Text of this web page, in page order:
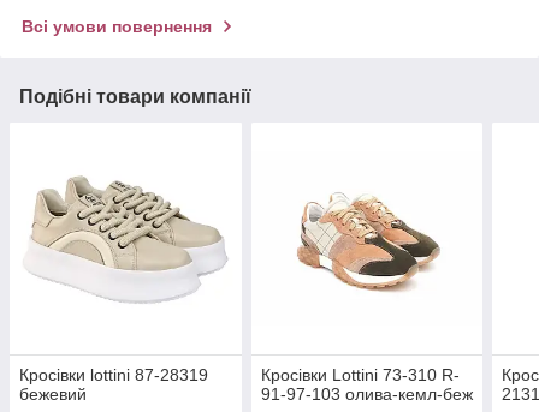
Всі умови повернення
Подібні товари компанії
Кросівки lottini 87-28319
бежевий
Кросівки Lottini 73-310 R-
91-97-103 олива-кемл-беж